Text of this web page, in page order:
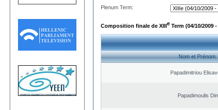
Plenum Term:
Composition finale de XIIIe Term (04/10/2009 -
Nom et Prénom
Papadimitriou
Papadimoulis